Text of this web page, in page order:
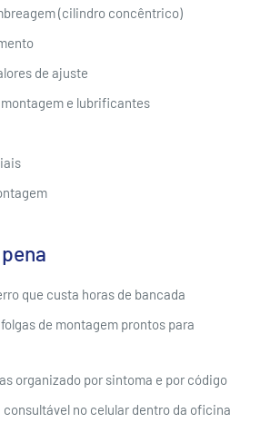
(cilindro concêntrico)
de ajuste
e lubrificantes
que custa horas de bancada
de montagem prontos para
organizado por sintoma e por código
consultável no celular dentro da oficina